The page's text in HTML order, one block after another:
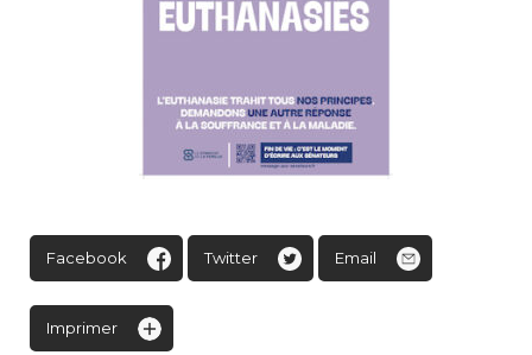
Facebook Twitter Email
Imprimer